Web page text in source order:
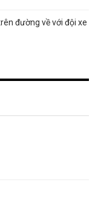
đường về với đội xe